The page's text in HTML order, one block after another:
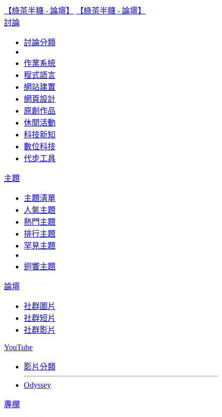
【綠茶半糖 - 論壇】
【綠茶半糖 - 論壇】
討論
討論分類
作業系統
程式語言
網站建置
網頁設計
原創作品
休閒活動
科技新知
數位科技
代步工具
主題
主題清單
人氣主題
熱門主題
排行主題
罕見主題
迴響主題
論壇
社群圖片
社群短片
社群影片
YouTube
影片分類
Odyssey
專欄